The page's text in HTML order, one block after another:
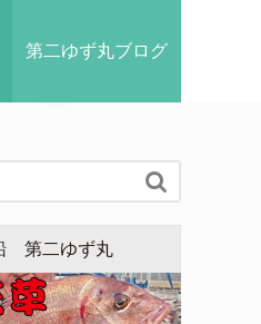
第二ゆず丸ブログ

第二ゆず丸